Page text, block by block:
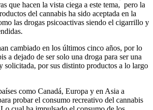
que hacen la vista ciega a este tema, pero la
del cannabis ha sido aceptada en la
las drogas psicoactivas siendo el cigarrillo y
cambiado en los últimos cinco años, por lo
a dejado de ser solo una droga para ser una
solicitada, por sus distinto productos a lo largo
como Canadá, Europa y en Asia a
probar el consumo recreativo del cannabis